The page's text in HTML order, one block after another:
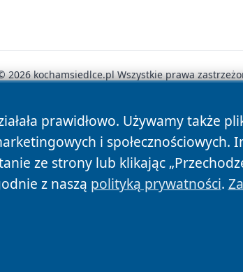
prawidłowo. Używamy także
i
ze strony lub klikając
z naszą polityką prywatności.
2026 kochamsiedlce.pl Wszystkie prawa
Polityka Prywatności Polityka